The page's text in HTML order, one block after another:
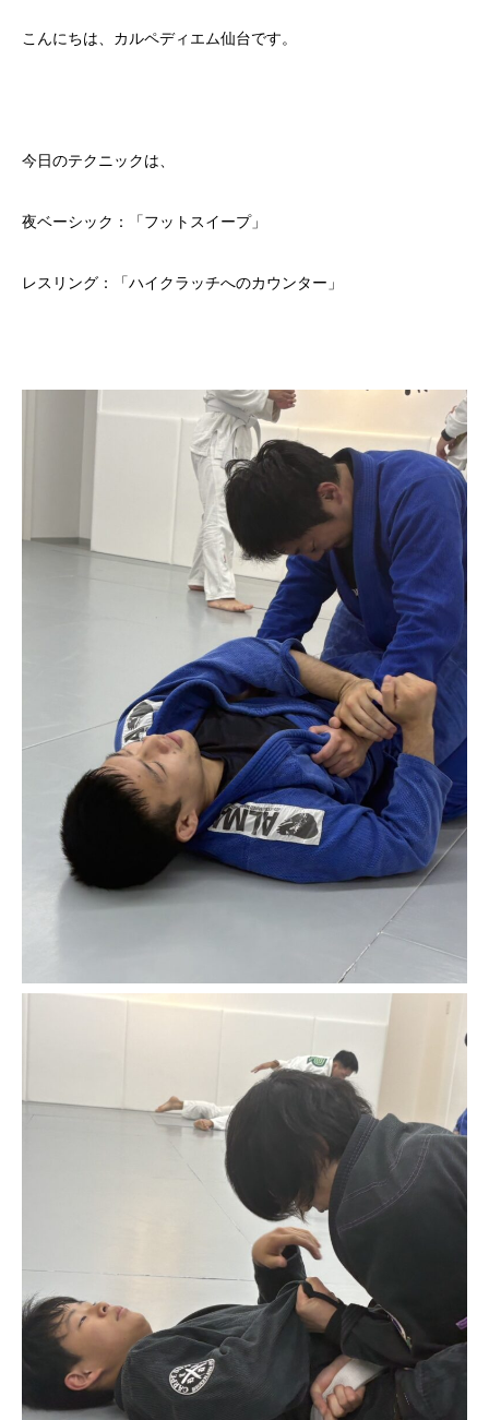
こんにちは、カルペディエム仙台です。
今日のテクニックは、
夜ベーシック：「フットスイープ」
レスリング：「ハイクラッチへのカウンター」